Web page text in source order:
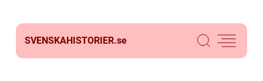
SVENSKAHISTORIER.se